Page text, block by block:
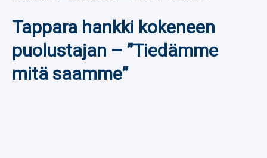
Jalkapallo
Yleisurheilu
Tappara hankki kokeneen
puolustajan – ”Tiedämme
mitä saamme”